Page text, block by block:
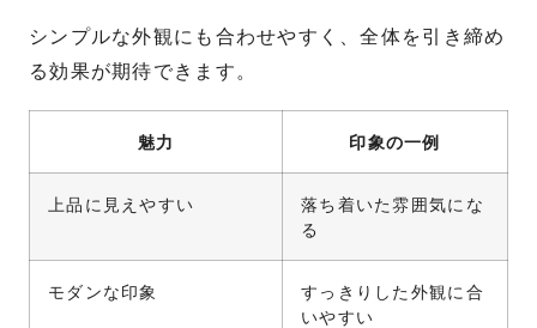
シンプルな外観にも合わせやすく、全体を引き締め
る効果が期待できます。
魅力 印象の一例
上品に見えやすい
落ち着いた雰囲気にな
る
モダンな印象
すっきりした外観に合
いやすい